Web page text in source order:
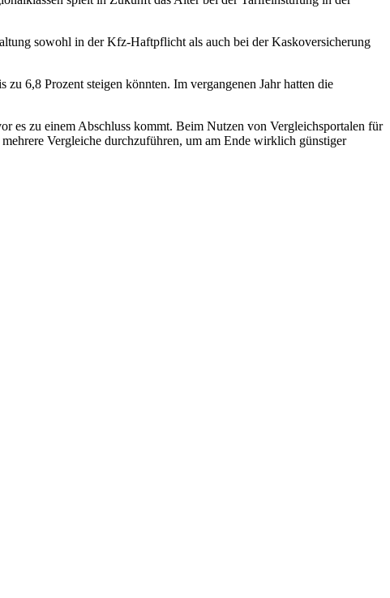
sowohl in der Kfz-Haftpflicht als auch bei der Kaskoversicherung
6,8 Prozent steigen könnten. Im vergangenen Jahr hatten die
es zu einem Abschluss kommt. Beim Nutzen von Vergleichsportalen für
Vergleiche durchzuführen, um am Ende wirklich günstiger